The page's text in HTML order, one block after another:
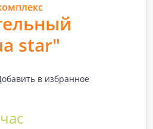
star"
в избранное